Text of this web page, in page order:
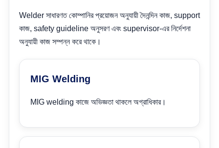
Welder সাধারণত কোম্পানির প্রয়োজন অনুযায়ী দৈনন্দিন কাজ, support
কাজ, safety guideline অনুসরণ এবং supervisor-এর নির্দেশনা
অনুযায়ী কাজ সম্পন্ন করে থাকে।
MIG Welding
MIG welding কাজে অভিজ্ঞতা থাকলে অগ্রাধিকার।